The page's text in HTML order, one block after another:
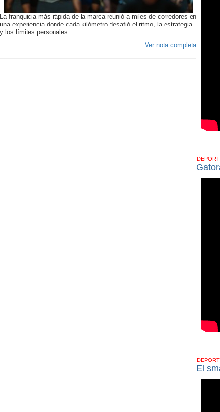
La franquicia más rápida de la marca reunió a miles de corredores en
una experiencia donde cada kilómetro desafió el ritmo, la estrategia
y los límites personales.
Ver nota completa
El